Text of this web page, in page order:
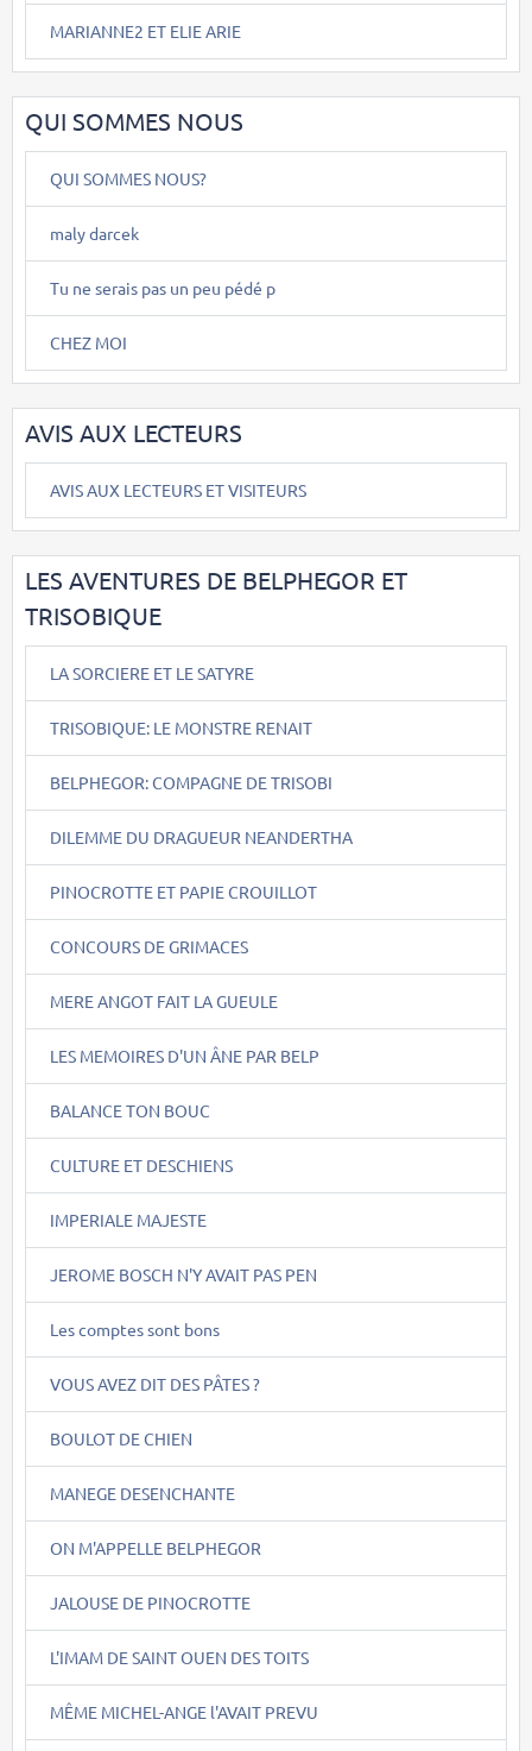
MARIANNE2 ET ELIE ARIE
QUI SOMMES NOUS
QUI SOMMES NOUS?
maly darcek
Tu ne serais pas un peu pédé p
CHEZ MOI
AVIS AUX LECTEURS
AVIS AUX LECTEURS ET VISITEURS
LES AVENTURES DE BELPHEGOR ET
TRISOBIQUE
LA SORCIERE ET LE SATYRE
TRISOBIQUE: LE MONSTRE RENAIT
BELPHEGOR: COMPAGNE DE TRISOBI
DILEMME DU DRAGUEUR NEANDERTHA
PINOCROTTE ET PAPIE CROUILLOT
CONCOURS DE GRIMACES
MERE ANGOT FAIT LA GUEULE
LES MEMOIRES D'UN ÂNE PAR BELP
BALANCE TON BOUC
CULTURE ET DESCHIENS
IMPERIALE MAJESTE
JEROME BOSCH N'Y AVAIT PAS PEN
Les comptes sont bons
VOUS AVEZ DIT DES PÂTES ?
BOULOT DE CHIEN
MANEGE DESENCHANTE
ON M'APPELLE BELPHEGOR
JALOUSE DE PINOCROTTE
L'IMAM DE SAINT OUEN DES TOITS
MÊME MICHEL-ANGE l'AVAIT PREVU